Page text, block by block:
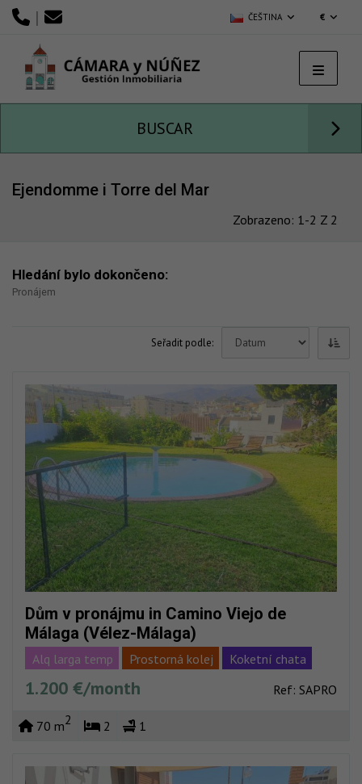
| ČEŠTINA €
BUSCAR
Ejendomme i Torre del Mar
Zobrazeno: 1-2 Z 2
Hledání bylo dokončeno:
Pronájem
Seřadit podle:
Dům v pronájmu in Camino Viejo de
Málaga (Vélez-Málaga)
Alq larga temp Prostorná kolej
Koketní chata
Fácil aparcar
Bazén
Soukromé urb
1.200 €/month Ref: SAPRO
70 m2 2 1